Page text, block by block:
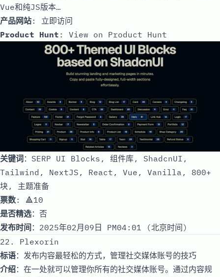
Vue和纯JS版本…
产品网站: 立即访问
Product Hunt : View on Product Hunt
关键词：SERP UI Blocks, 组件库, ShadcnUI,
Tailwind, NextJS, React, Vue, Vanilla, 800+
块, 主题准备
票数: 🔺10
是否精选：否
发布时间 ：2025年02月09日 PM04:01 (北京时间)
22. Plexorin
标语：发布内容最轻松的方式，管理社交媒体账号的技巧
介绍：在一处就可以管理你所有的社交媒体账号。通过内容规